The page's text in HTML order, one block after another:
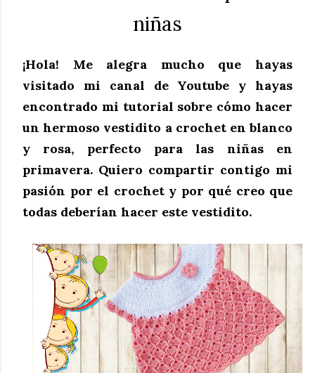
niñas
¡Hola! Me alegra mucho que hayas
visitado mi canal de Youtube y hayas
encontrado mi tutorial sobre cómo hacer
un hermoso vestidito a crochet en blanco
y rosa, perfecto para las niñas en
primavera. Quiero compartir contigo mi
pasión por el crochet y por qué creo que
todas deberían hacer este vestidito.